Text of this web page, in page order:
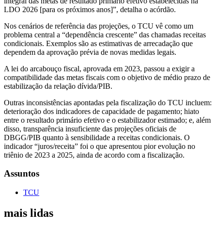
LDO 2026 [para os próximos anos]”, detalha o acórdão.
Nos cenários de referência das projeções, o TCU vê como um
problema central a “dependência crescente” das chamadas receitas
condicionais. Exemplos são as estimativas de arrecadação que
dependem da aprovação prévia de novas medidas legais.
A lei do arcabouço fiscal, aprovada em 2023, passou a exigir a
compatibilidade das metas fiscais com o objetivo de médio prazo de
estabilização da relação dívida/PIB.
Outras inconsistências apontadas pela fiscalização do TCU incluem:
deterioração dos indicadores de capacidade de pagamento; hiato
entre o resultado primário efetivo e o estabilizador estimado; e, além
disso, transparência insuficiente das projeções oficiais de
DBGG/PIB quanto à sensibilidade a receitas condicionais. O
indicador “juros/receita” foi o que apresentou pior evolução no
triênio de 2023 a 2025, ainda de acordo com a fiscalização.
Assuntos
TCU
mais lidas